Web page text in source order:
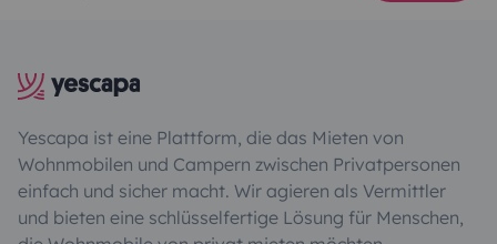
Yescapa ist eine Plattform, die das Mieten von
Wohnmobilen und Campern zwischen Privatpersonen
einfach und sicher macht. Wir agieren als Vermittler
und bieten eine schlüsselfertige Lösung für Menschen,